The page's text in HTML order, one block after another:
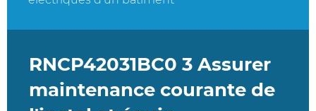
RNCP42031BC0 3 Assurer
maintenance courante de